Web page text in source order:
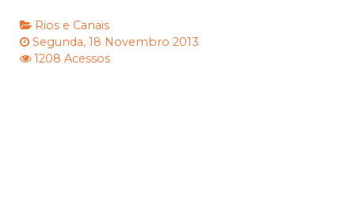
Rios e Canais
Segunda, 18 Novembro 2013
1208 Acessos